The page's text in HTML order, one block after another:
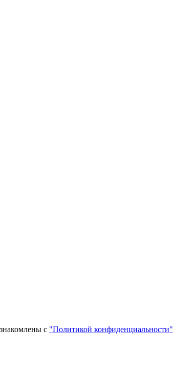
с "Политикой конфиденциальности"